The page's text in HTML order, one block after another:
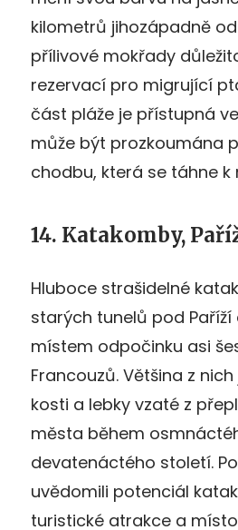
kilometrů jihozápadně
přílivové mokřady
rezervací pro migrující
část pláže je přístupná
může být prozkoumána
chodbu, která se táhne k
14. Katakomby,
Hluboce strašidelné
starých tunelů pod Paříží
místem odpočinku asi
Francouzů. Většina z
kosti a lebky vzaté z
města během
devatenáctého století.
uvědomili potenciál
turistické atrakce a